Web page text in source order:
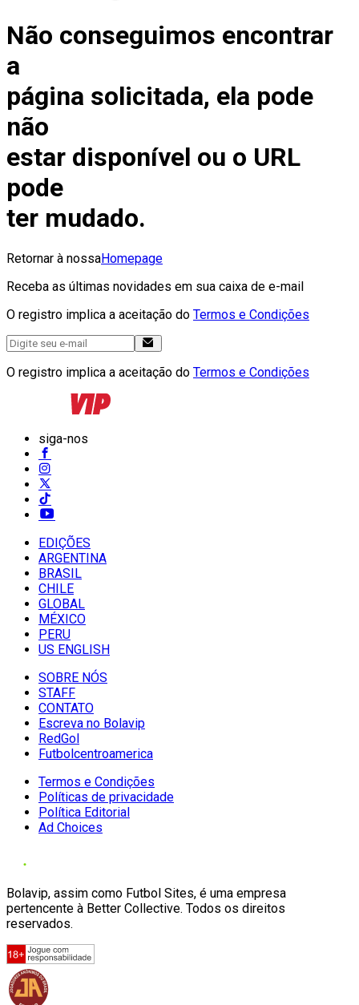
Não conseguimos encontrar
a
página solicitada, ela pode
não
estar disponível ou o URL
pode
ter mudado.
Retornar à nossaHomepage
Receba as últimas novidades em sua caixa de e-mail
O registro implica a aceitação do Termos e Condições
O registro implica a aceitação do Termos e Condições
siga-nos
EDIÇÕES
ARGENTINA
BRASIL
CHILE
GLOBAL
MÉXICO
PERU
US ENGLISH
SOBRE NÓS
STAFF
CONTATO
Escreva no Bolavip
RedGol
Futbolcentroamerica
Termos e Condições
Políticas de privacidade
Política Editorial
Ad Choices
Bolavip, assim como Futbol Sites, é uma empresa
pertencente à Better Collective. Todos os direitos
reservados.